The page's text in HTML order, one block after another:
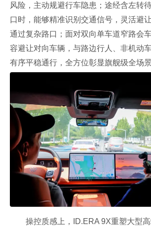
风险，主动规避行车隐患；途经含左转
口时，能够精准识别交通信号，灵活避
通过复杂路口；面对双向单车道窄路会
容避让对向车辆，与路边行人、非机动
有序平稳通行，全方位彰显旗舰级全场
操控质感上，ID.ERA 9X重塑大型